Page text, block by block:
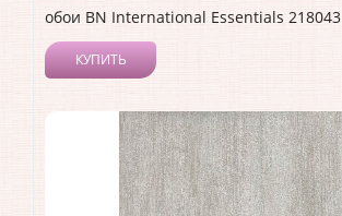
обои BN International Essentials 218043
КУПИТЬ
Коллекция:Essentials
Длина рулона:10.05
Ширина рулона:0.53
Материал покрытия:Виниловое
Нидерланды